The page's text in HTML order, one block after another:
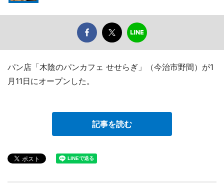
パン店「木陰のパンカフェ せせらぎ」（今治市野間）が1
月11日にオープンした。
記事を読む